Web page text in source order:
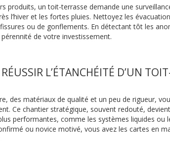
produits, un toit-terrasse demande une
l’hiver et les fortes pluies. Nettoyez les
ou de gonflements. En détectant tôt les
de votre investissement.
L’ÉTANCHÉITÉ D’UN
des matériaux de qualité et un peu de rigueur,
Ce chantier stratégique, souvent redouté,
performantes, comme les systèmes liquides ou
ou novice motivé, vous avez les cartes en